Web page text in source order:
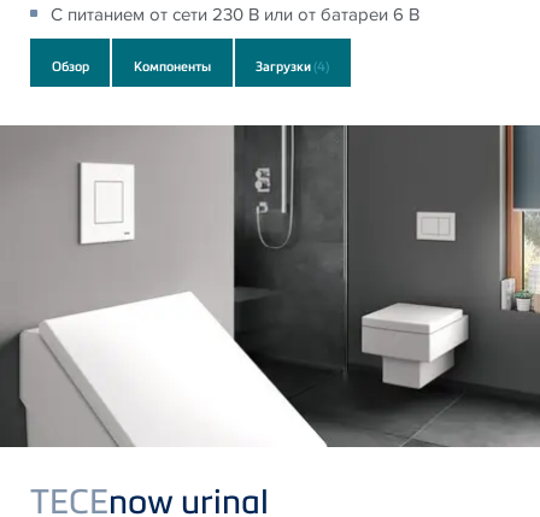
С питанием от сети 230 В или от батареи 6 В
Обзор Компоненты Загрузки(4)
TECEnow urinal